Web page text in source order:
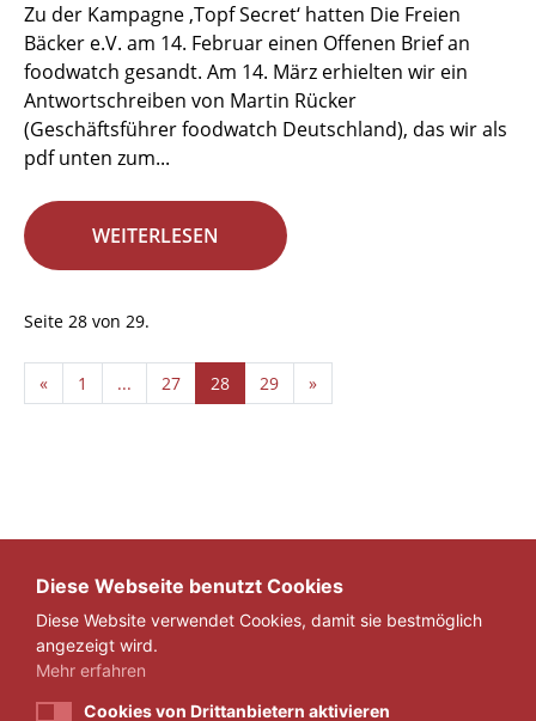
Zu der Kampagne ‚Topf Secret‘ hatten Die Freien
Bäcker e.V. am 14. Februar einen Offenen Brief an
foodwatch gesandt. Am 14. März erhielten wir ein
Antwortschreiben von Martin Rücker
(Geschäftsführer foodwatch Deutschland), das wir als
pdf unten zum...
WEITERLESEN
Seite 28 von 29.
« 1 ... 27 28 29 »
Diese Webseite benutzt Cookies
Diese Website verwendet Cookies, damit sie bestmöglich
angezeigt wird.
Mehr erfahren
Cookies von Drittanbietern aktivieren